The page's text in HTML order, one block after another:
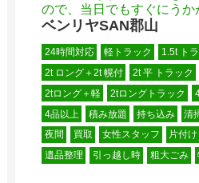
ので、当日でもすぐにうか
ベンリヤSAN郡山
24時間対応 軽トラック 1.5t ト
2t ロング＋2t 幌付
2t 平 トラック
2tロング＋軽
2tロングトラック
4品以上
積み放題 持ち込み 清
夜間
買取 女性スタッフ 片付け
遺品整理
引っ越し時 粗大ごみ